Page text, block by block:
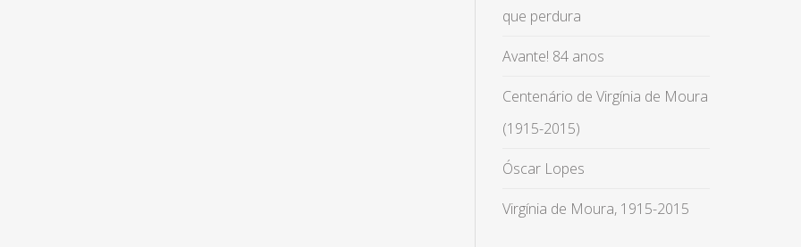
que perdura
Avante! 84 anos
Centenário de Virgínia de Moura
(1915-2015)
Óscar Lopes
Virgínia de Moura, 1915-2015